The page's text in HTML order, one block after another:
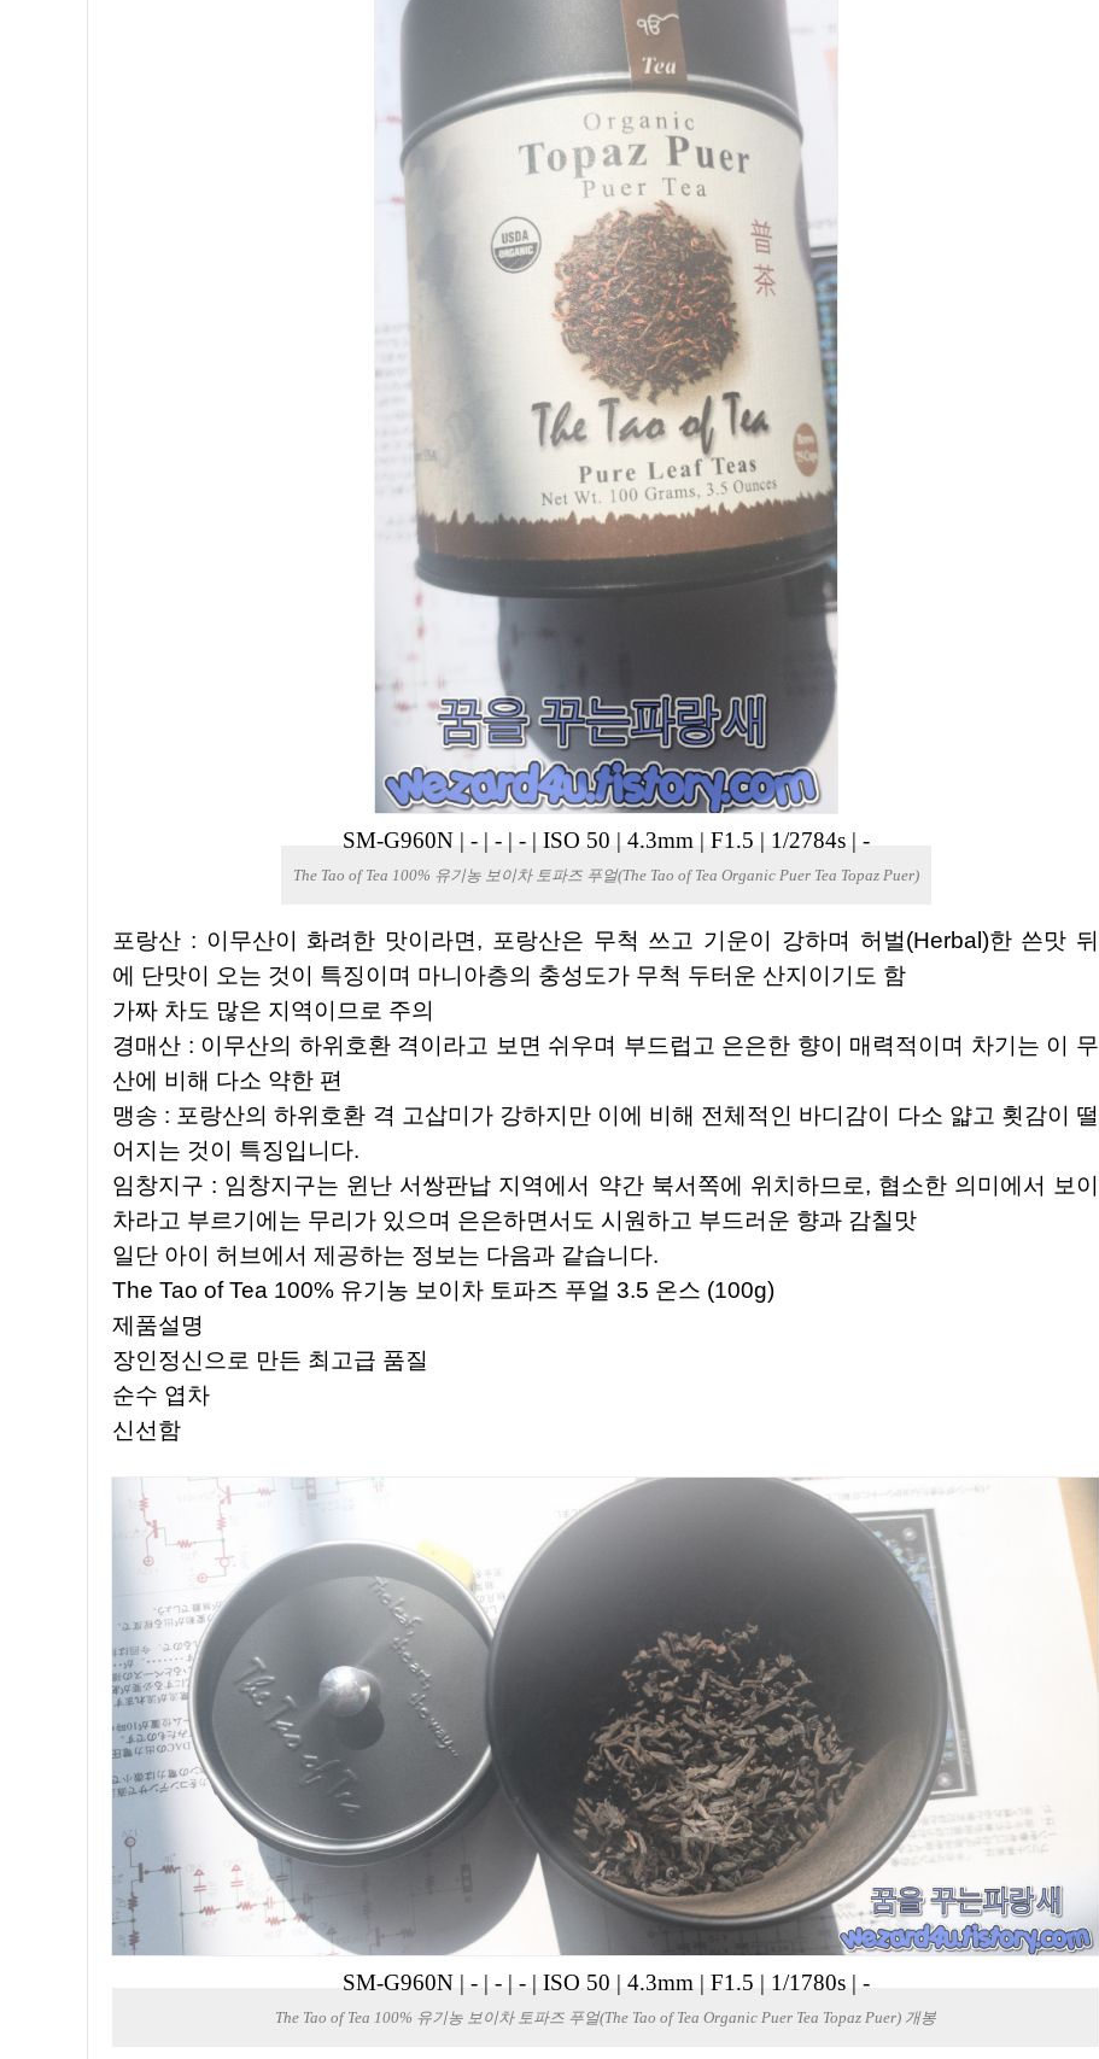
SM-G960N| -| -| -| ISO 50 | 4.3mm | F1.5 | 1/2784s| -
The Tao of Tea 100% 유기농 보이차 토파즈 푸얼(The Tao of Tea Organic Puer Tea Topaz Puer)
포랑산 : 이무산이 화려한 맛이라면, 포랑산은 무척 쓰고 기운이 강하며 허벌(Herbal)한 쓴맛 뒤
에 단맛이 오는 것이 특징이며 마니아층의 충성도가 무척 두터운 산지이기도 함
가짜 차도 많은 지역이므로 주의
경매산 : 이무산의 하위호환 격이라고 보면 쉬우며 부드럽고 은은한 향이 매력적이며 차기는 이 무
산에 비해 다소 약한 편
맹송 : 포랑산의 하위호환 격 고삽미가 강하지만 이에 비해 전체적인 바디감이 다소 얇고 횟감이 떨
어지는 것이 특징입니다.
임창지구 : 임창지구는 윈난 서쌍판납 지역에서 약간 북서쪽에 위치하므로, 협소한 의미에서 보이
차라고 부르기에는 무리가 있으며 은은하면서도 시원하고 부드러운 향과 감칠맛
일단 아이 허브에서 제공하는 정보는 다음과 같습니다.
The Tao of Tea 100% 유기농 보이차 토파즈 푸얼 3.5 온스 (100g)
제품설명
장인정신으로 만든 최고급 품질
순수 엽차
신선함
SM-G960N| -| -| -| ISO 50 | 4.3mm| F1.5 | 1/1780s| -
The Tao of Tea 100% 유기농 보이차 토파즈 푸얼(The Tao of Tea Organic Puer Tea Topaz Puer) 개봉